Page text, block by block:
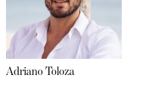
Adriano Toloza